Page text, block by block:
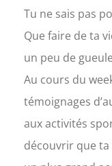
Tu ne sais pas
Que faire de ta
un peu de
Au cours du
témoignages
aux activités
découvrir que ta